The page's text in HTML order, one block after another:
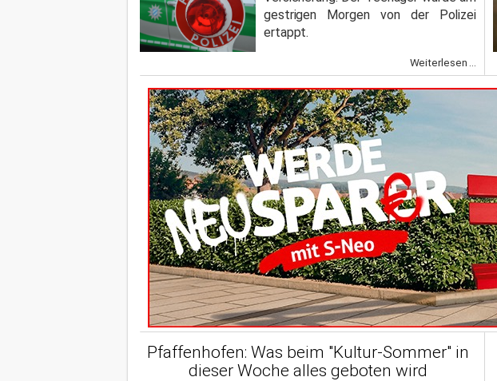
gestrigen Morgen von der Polizei
ertappt.
Weiterlesen ...
Pfaffenhofen: Was beim "Kultur-Sommer" in
dieser Woche alles geboten wird